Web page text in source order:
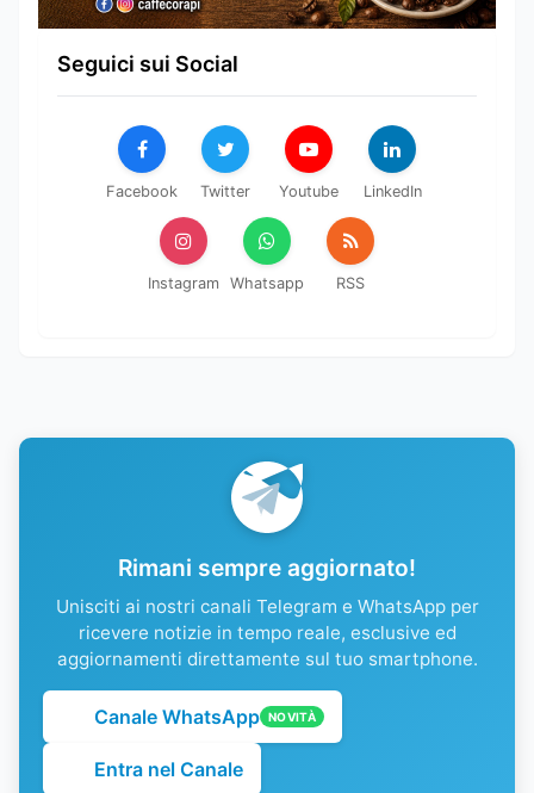
Seguici sui Social
Facebook Twitter Youtube LinkedIn
Instagram Whatsapp RSS
Rimani sempre aggiornato!
Unisciti ai nostri canali Telegram e WhatsApp per
ricevere notizie in tempo reale, esclusive ed
aggiornamenti direttamente sul tuo smartphone.
Canale WhatsApp NOVITÀ
Entra nel Canale